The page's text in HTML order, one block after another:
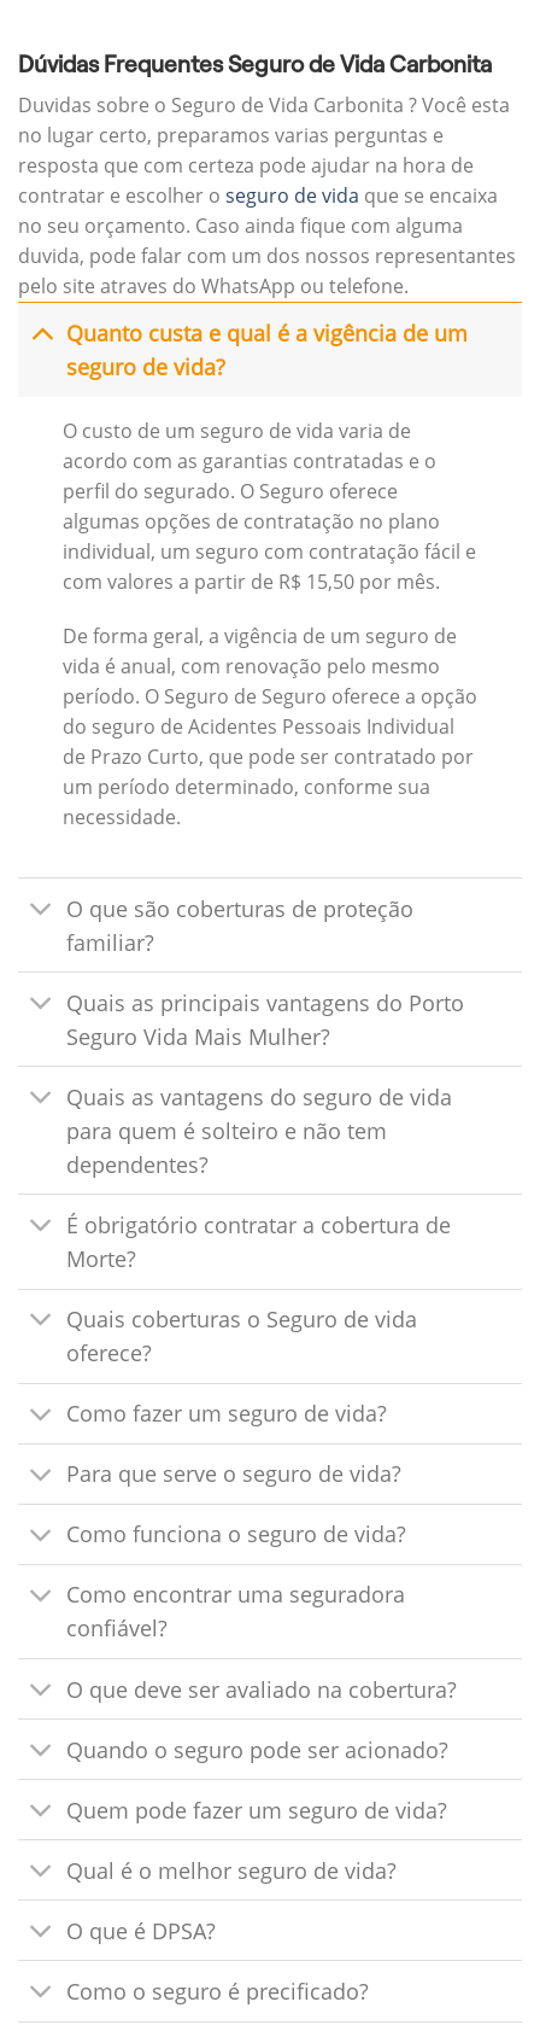
Dúvidas Frequentes Seguro de Vida Carbonita
Duvidas sobre o Seguro de Vida Carbonita ? Você esta
no lugar certo, preparamos varias perguntas e
resposta que com certeza pode ajudar na hora de
contratar e escolher o seguro de vida que se encaixa
no seu orçamento. Caso ainda fique com alguma
duvida, pode falar com um dos nossos representantes
pelo site atraves do WhatsApp ou telefone.
Quanto custa e qual é a vigência de um
seguro de vida?
O custo de um seguro de vida varia de
acordo com as garantias contratadas e o
perfil do segurado. O Seguro oferece
algumas opções de contratação no plano
individual, um seguro com contratação fácil e
com valores a partir de R$ 15,50 por mês.
De forma geral, a vigência de um seguro de
vida é anual, com renovação pelo mesmo
período. O Seguro de Seguro oferece a opção
do seguro de Acidentes Pessoais Individual
de Prazo Curto, que pode ser contratado por
um período determinado, conforme sua
necessidade.
O que são coberturas de proteção
familiar?
Quais as principais vantagens do Porto
Seguro Vida Mais Mulher?
Quais as vantagens do seguro de vida
para quem é solteiro e não tem
dependentes?
É obrigatório contratar a cobertura de
Morte?
Quais coberturas o Seguro de vida
oferece?
Como fazer um seguro de vida?
Para que serve o seguro de vida?
Como funciona o seguro de vida?
Como encontrar uma seguradora
confiável?
O que deve ser avaliado na cobertura?
Quando o seguro pode ser acionado?
Quem pode fazer um seguro de vida?
Qual é o melhor seguro de vida?
O que é DPSA?
Como o seguro é precificado?